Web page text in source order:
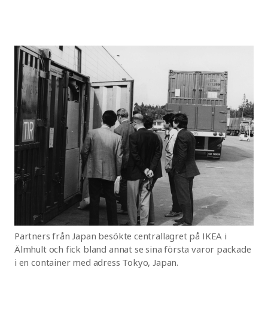
Partners från Japan besökte centrallagret på IKEA i
Älmhult och fick bland annat se sina första varor packade
i en container med adress Tokyo, Japan.